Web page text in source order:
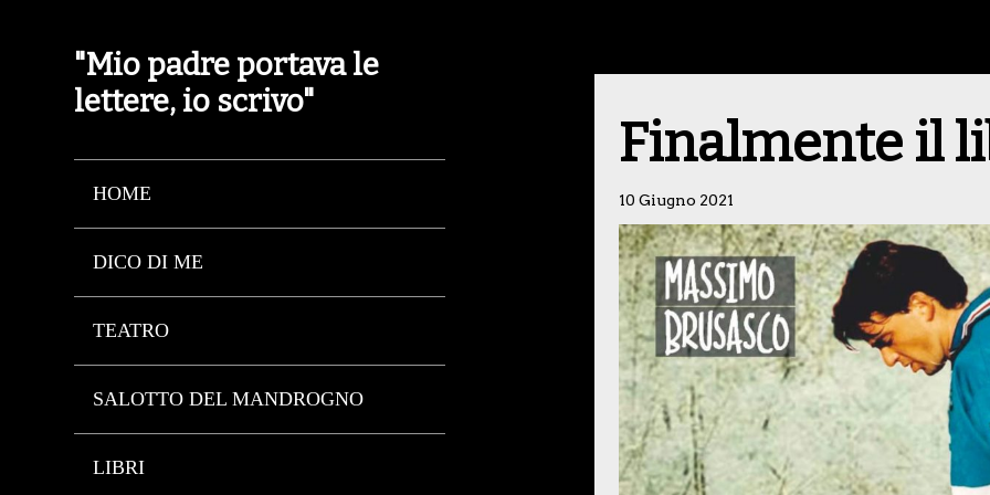
"Mio padre portava le
lettere, io scrivo"
HOME
DICO DI ME
TEATRO
SALOTTO DEL MANDROGNO
LIBRI
Finalmente il
10 Giugno 2021